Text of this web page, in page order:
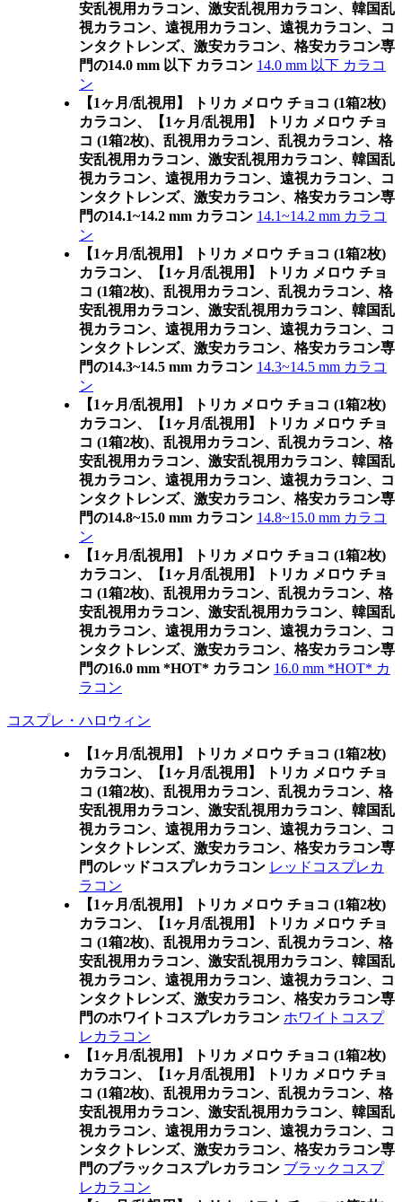
安乱視用カラコン、激安乱視用カラコン、韓国乱
視カラコン、遠視用カラコン、遠視カラコン、コ
ンタクトレンズ、激安カラコン、格安カラコン専
門の14.0 mm 以下 カラコン 14.0 mm 以下 カラコ
ン
【1ヶ月/乱視用】 トリカ メロウ チョコ (1箱2枚)
カラコン、
【1ヶ月/乱視用】 トリカ メロウ チョ
コ (1箱2枚)、乱視用カラコン、乱視カラコン、格
安乱視用カラコン、激安乱視用カラコン、韓国乱
視カラコン、遠視用カラコン、遠視カラコン、コ
ンタクトレンズ、激安カラコン、格安カラコン専
門の14.1~14.2 mm カラコン 14.1~14.2 mm カラコ
ン
【1ヶ月/乱視用】 トリカ メロウ チョコ (1箱2枚)
カラコン、
【1ヶ月/乱視用】 トリカ メロウ チョ
コ (1箱2枚)、乱視用カラコン、乱視カラコン、格
安乱視用カラコン、激安乱視用カラコン、韓国乱
視カラコン、遠視用カラコン、遠視カラコン、コ
ンタクトレンズ、激安カラコン、格安カラコン専
門の14.3~14.5 mm カラコン 14.3~14.5 mm カラコ
ン
【1ヶ月/乱視用】 トリカ メロウ チョコ (1箱2枚)
カラコン、
【1ヶ月/乱視用】 トリカ メロウ チョ
コ (1箱2枚)、乱視用カラコン、乱視カラコン、格
安乱視用カラコン、激安乱視用カラコン、韓国乱
視カラコン、遠視用カラコン、遠視カラコン、コ
ンタクトレンズ、激安カラコン、格安カラコン専
門の14.8~15.0 mm カラコン 14.8~15.0 mm カラコ
ン
【1ヶ月/乱視用】 トリカ メロウ チョコ (1箱2枚)
カラコン、
【1ヶ月/乱視用】 トリカ メロウ チョ
コ (1箱2枚)、乱視用カラコン、乱視カラコン、格
安乱視用カラコン、激安乱視用カラコン、韓国乱
視カラコン、遠視用カラコン、遠視カラコン、コ
ンタクトレンズ、激安カラコン、格安カラコン専
門の16.0 mm *HOT* カラコン 16.0 mm *HOT* カ
ラコン
コスプレ・ハロウィン
【1ヶ月/乱視用】 トリカ メロウ チョコ (1箱2枚)
カラコン、
【1ヶ月/乱視用】 トリカ メロウ チョ
コ (1箱2枚)、乱視用カラコン、乱視カラコン、格
安乱視用カラコン、激安乱視用カラコン、韓国乱
視カラコン、遠視用カラコン、遠視カラコン、コ
ンタクトレンズ、激安カラコン、格安カラコン専
門のレッドコスプレカラコン レッドコスプレカ
ラコン
【1ヶ月/乱視用】 トリカ メロウ チョコ (1箱2枚)
カラコン、
【1ヶ月/乱視用】 トリカ メロウ チョ
コ (1箱2枚)、乱視用カラコン、乱視カラコン、格
安乱視用カラコン、激安乱視用カラコン、韓国乱
視カラコン、遠視用カラコン、遠視カラコン、コ
ンタクトレンズ、激安カラコン、格安カラコン専
門のホワイトコスプレカラコン ホワイトコスプ
レカラコン
【1ヶ月/乱視用】 トリカ メロウ チョコ (1箱2枚)
カラコン、
【1ヶ月/乱視用】 トリカ メロウ チョ
コ (1箱2枚)、乱視用カラコン、乱視カラコン、格
安乱視用カラコン、激安乱視用カラコン、韓国乱
視カラコン、遠視用カラコン、遠視カラコン、コ
ンタクトレンズ、激安カラコン、格安カラコン専
門のブラックコスプレカラコン ブラックコスプ
レカラコン